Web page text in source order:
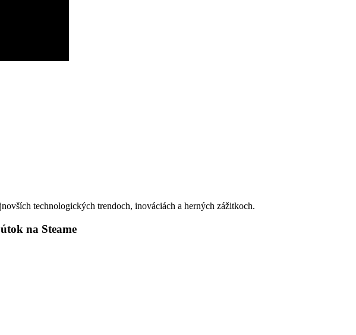
technologických trendoch, inováciách a herných zážitkoch.
na Steame